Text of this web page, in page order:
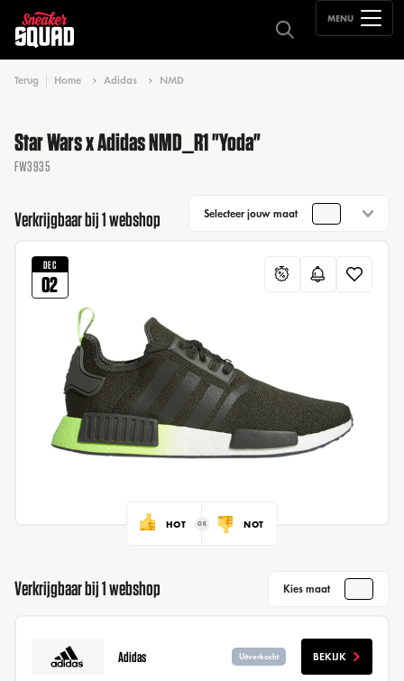
MENU
Terug Home Adidas NMD
Star Wars x Adidas NMD_R1 "Yoda"
FW3935
Verkrijgbaar bij 1 webshop Selecteer jouw maat
DEC
02
HOT NOT
Verkrijgbaar bij 1 webshop Kies maat
Adidas Uitverkocht BEKIJK